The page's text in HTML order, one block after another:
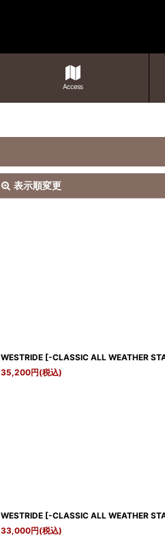
Access
表示順変更
WESTRIDE [-CLASSIC ALL WEATHER
35,200円(税込)
WESTRIDE [-CLASSIC ALL WEATHER
33,000円(税込)